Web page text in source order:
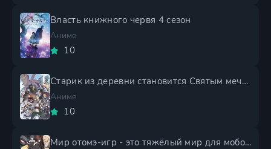
Власть книжного червя 4 сезон
Аниме
10
Старик из деревни становится Святым мечом 2 сезон
Аниме
10
Мир отомэ-игр - это тяжёлый мир для мобов 2 сезон